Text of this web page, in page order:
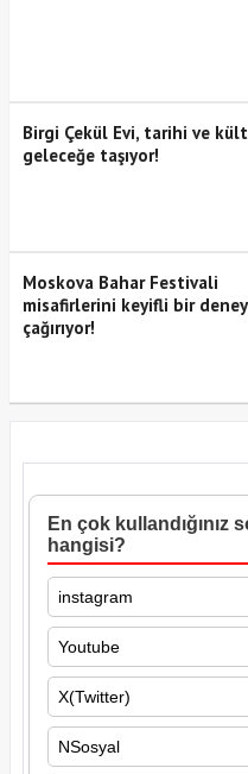
Birgi Çekül Evi, tarihi ve
geleceğe taşıyor!
Moskova Bahar Festivali
misafirlerini keyifli bir
çağırıyor!
En çok kullandığınız
hangisi?
instagram
Youtube
X(Twitter)
NSosyal